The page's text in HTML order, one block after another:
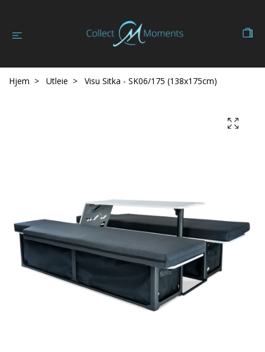
Hjem Utleie Visu Sitka - SK06/175 (138x175cm)